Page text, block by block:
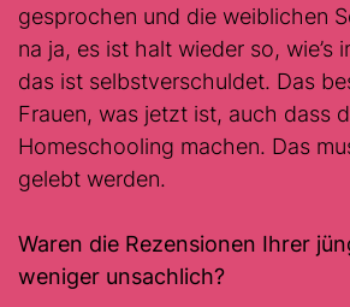
gesprochen und die weiblichen
na ja, es ist halt wieder so, wie’s
das ist selbstverschuldet. Das
Frauen, was jetzt ist, auch dass
Homeschooling machen. Das
gelebt werden.
Waren die Rezensionen Ihrer
weniger unsachlich?